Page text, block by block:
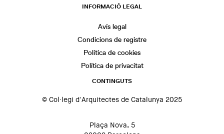
INFORMACIÓ LEGAL
Avís legal
Condicions de registre
Política de cookies
Política de privacitat
CONTINGUTS
© Col·legi d'Arquitectes de Catalunya 2025
Plaça Nova, 5